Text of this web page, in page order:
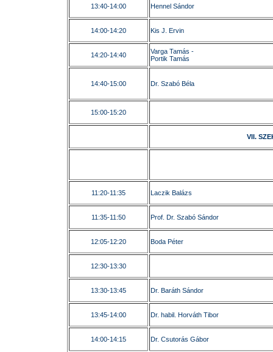
13:40-14:00 Hennel Sándor
14:00-14:20 Kis J. Ervin
14:20-14:40
Varga Tamás -
Portik Tamás
14:40-15:00 Dr. Szabó Béla
15:00-15:20
VII.
11:20-11:35 Laczik Balázs
11:35-11:50 Prof. Dr. Szabó Sándor
12:05-12:20 Boda Péter
12:30-13:30
13:30-13:45 Dr. Baráth Sándor
13:45-14:00 Dr. habil. Horváth Tibor
14:00-14:15 Dr. Csutorás Gábor